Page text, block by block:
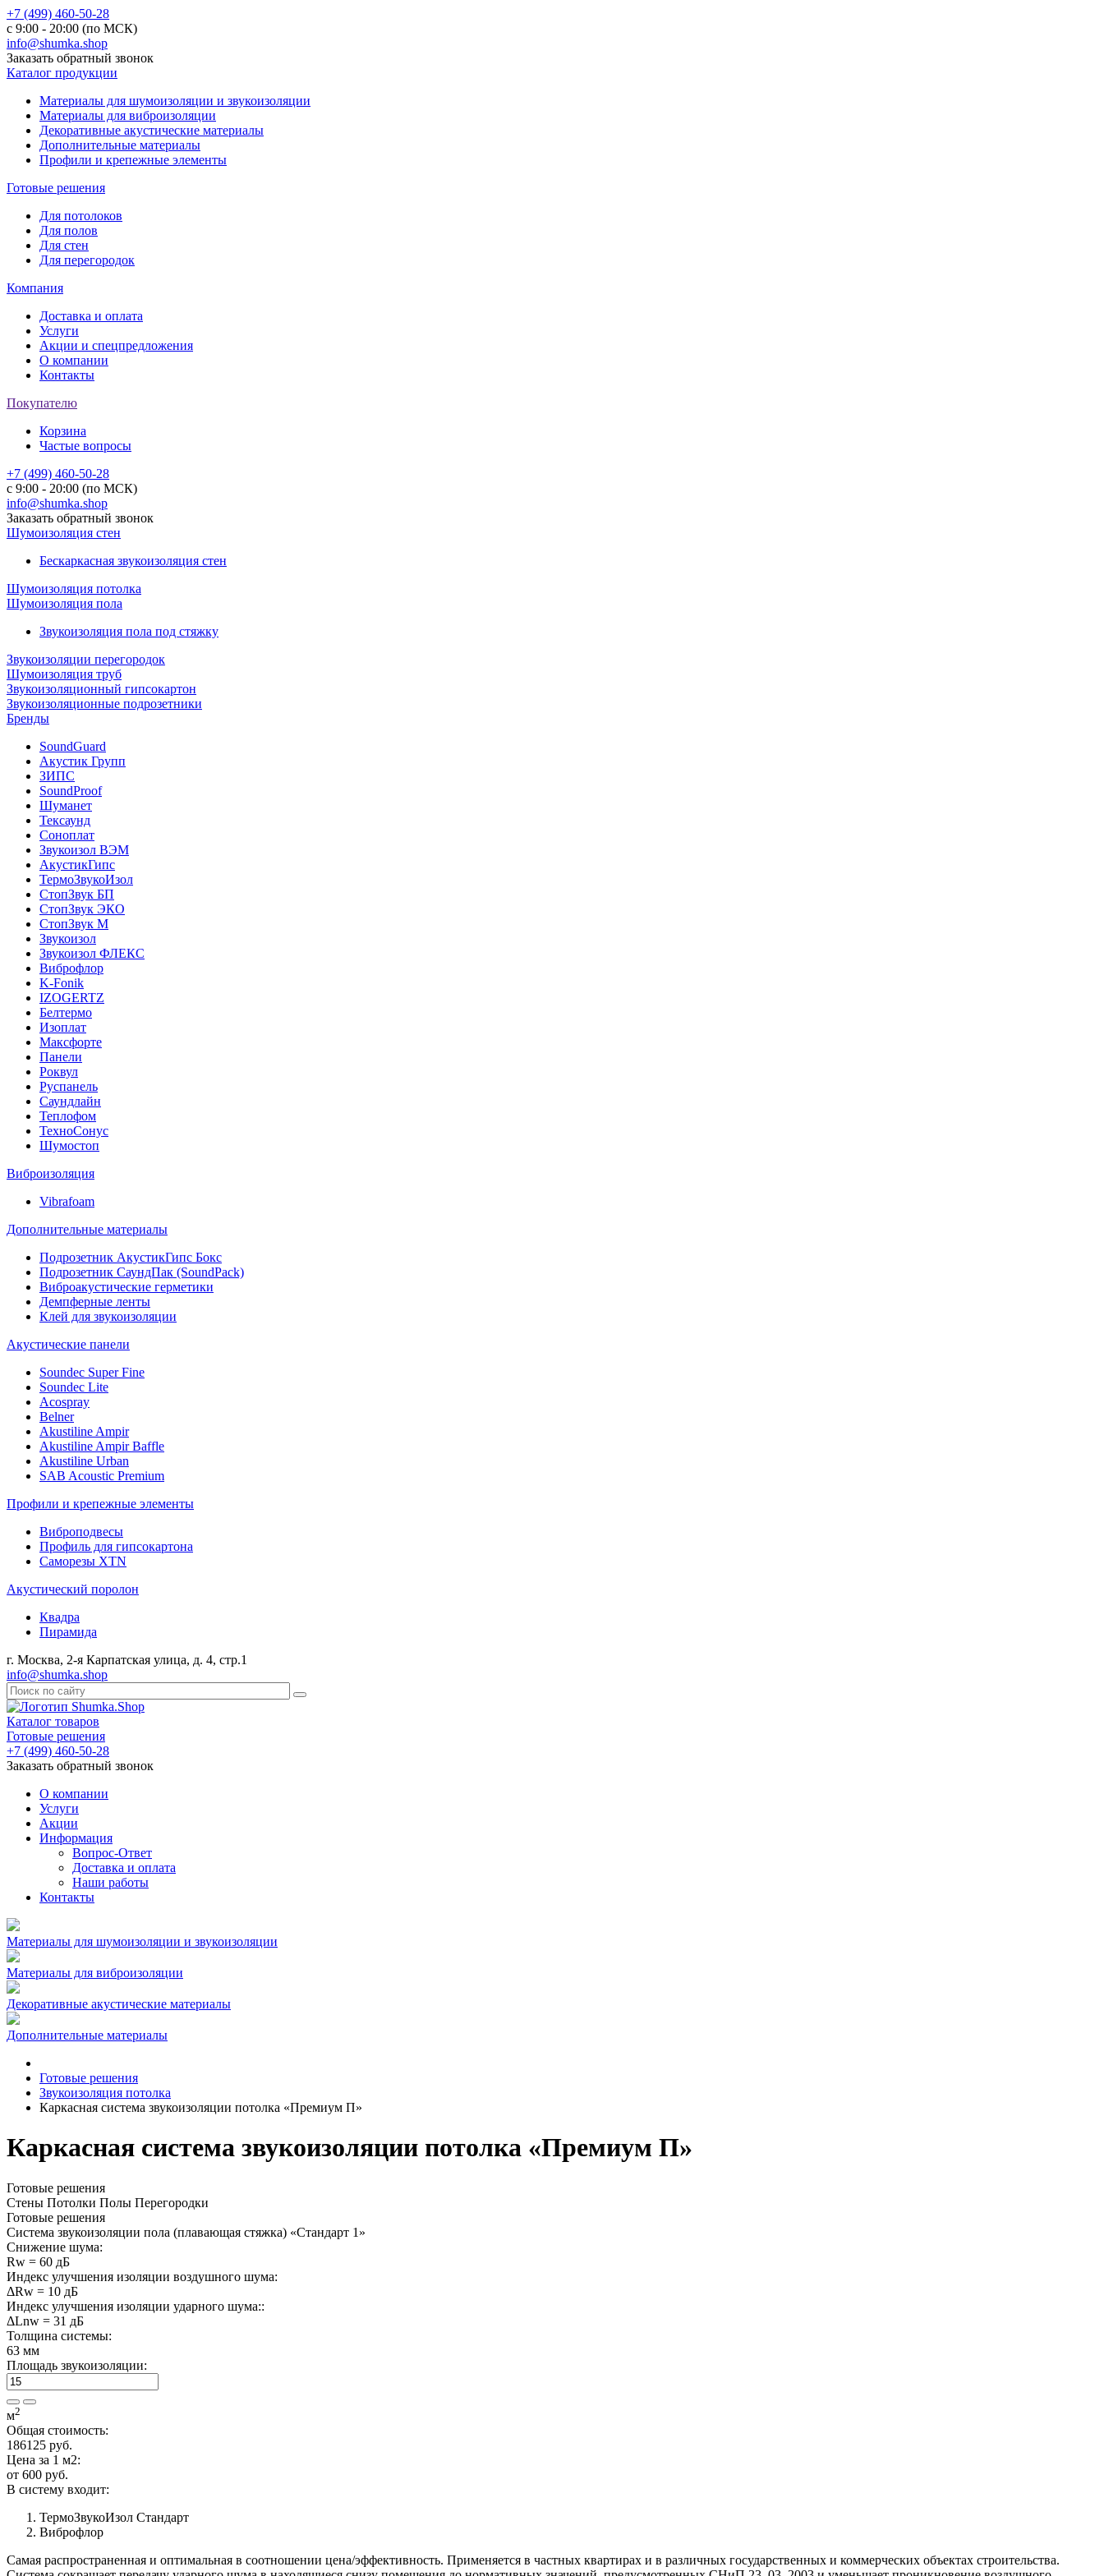
+7 (499) 460-50-28
с 9:00 - 20:00 (по МСК)
info@shumka.shop
Заказать обратный звонок
Каталог продукции
Материалы для шумоизоляции и звукоизоляции
Материалы для виброизоляции
Декоративные акустические материалы
Дополнительные материалы
Профили и крепежные элементы
Готовые решения
Для потолоков
Для полов
Для стен
Для перегородок
Компания
Доставка и оплата
Услуги
Акции и спецпредложения
О компании
Контакты
Покупателю
Корзина
Частые вопросы
+7 (499) 460-50-28
с 9:00 - 20:00 (по МСК)
info@shumka.shop
Заказать обратный звонок
Шумоизоляция стен
Бескаркасная звукоизоляция стен
Шумоизоляция потолка
Шумоизоляция пола
Звукоизоляция пола под стяжку
Звукоизоляции перегородок
Шумоизоляция труб
Звукоизоляционный гипсокартон
Звукоизоляционные подрозетники
Бренды
SoundGuard
Акустик Групп
ЗИПС
SoundProof
Шуманет
Тексаунд
Соноплат
Звукоизол ВЭМ
АкустикГипс
ТермоЗвукоИзол
СтопЗвук БП
СтопЗвук ЭКО
СтопЗвук М
Звукоизол
Звукоизол ФЛЕКС
Виброфлор
K-Fonik
IZOGERTZ
Белтермо
Изоплат
Максфорте
Панели
Роквул
Руспанель
Саундлайн
Теплофом
ТехноСонус
Шумостоп
Виброизоляция
Vibrafoam
Дополнительные материалы
Подрозетник АкустикГипс Бокс
Подрозетник СаундПак (SoundPack)
Виброакустические герметики
Демпферные ленты
Клей для звукоизоляции
Акустические панели
Soundec Super Fine
Soundec Lite
Acospray
Belner
Akustiline Ampir
Akustiline Ampir Baffle
Akustiline Urban
SAB Acoustic Premium
Профили и крепежные элементы
Виброподвесы
Профиль для гипсокартона
Саморезы XTN
Акустический поролон
Квадра
Пирамида
г. Москва, 2-я Карпатская улица, д. 4, стр.1
info@shumka.shop
Каталог товаров
Готовые решения
+7 (499) 460-50-28
Заказать обратный звонок
О компании
Услуги
Акции
Информация
Вопрос-Ответ
Доставка и оплата
Наши работы
Контакты
Материалы для шумоизоляции и звукоизоляции
Материалы для виброизоляции
Декоративные акустические материалы
Дополнительные материалы
Готовые решения
Звукоизоляция потолка
Каркасная система звукоизоляции потолка «Премиум П»
Каркасная система звукоизоляции потолка «Премиум П»
Готовые решения
Стены Потолки Полы Перегородки
Готовые решения
Система звукоизоляции пола (плавающая стяжка) «Стандарт 1»
Снижение шума:
Rw = 60 дБ
Индекс улучшения изоляции воздушного шума:
ΔRw = 10 дБ
Индекс улучшения изоляции ударного шума::
ΔLnw = 31 дБ
Толщина системы:
63 мм
Площадь звукоизоляции:
м2
Общая стоимость:
186125 руб.
Цена за 1 м2:
от 600 руб.
В систему входит:
ТермоЗвукоИзол Стандарт
Виброфлор
Самая распространенная и оптимальная в соотношении цена/эффективность. Применяется в частных квартирах и в различных государственных и коммерческих объектах строительства.